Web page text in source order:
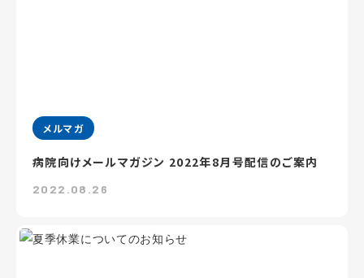
メルマガ
病院向けメールマガジン 2022年8月号配信のご案内
2022.08.26